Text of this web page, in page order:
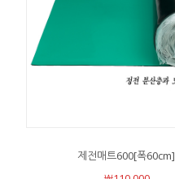
제전매트600[폭60cm]